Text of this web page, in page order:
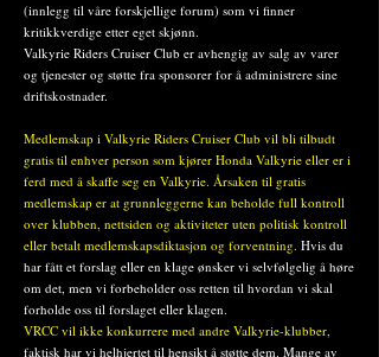
(innlegg til våre forskjellige forum) som vi finner
kritikkverdige etter eget skjønn.
Valkyrie Riders Cruiser Club er avhengig av salg av varer
og tjenester og støtte fra sponsorer for å administrere sine
driftskostnader.
Medlemskap i Valkyrie Riders Cruiser Club vil bli tilbudt
gratis til enhver person som kjører Honda Valkyrie eller er i
ferd med å skaffe seg en Valkyrie. Årsaken til gratis
medlemskap er at grunnleggerne kan beholde full kontroll
over klubben, nettsiden og aktiviteter uten politisk kontroll
eller betalt medlemskapsdiktasjon og forventning. Hvis du
har fått et forslag eller en klage ønsker vi selvfølgelig å høre
om det, men vi forbeholder oss retten til hvordan vi skal
forholde oss til forslaget eller klagen.
VRCC vil ikke konkurrere med andre Valkyrie-klubber,
faktisk har vi helhjertet til hensikt å støtte dem. Mange av